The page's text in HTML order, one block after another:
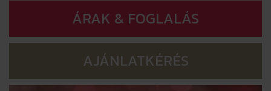
ÁRAK & FOGLALÁS
AJÁNLATKÉRÉS